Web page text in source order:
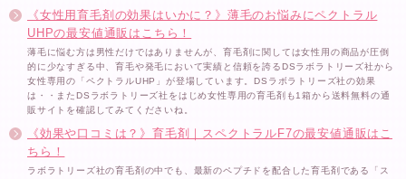
《女性用育毛剤の効果はいかに？》薄毛のお悩みにペクトラル
UHPの最安値通販はこちら！
薄毛に悩む方は男性だけではありませんが、育毛剤に関しては女性用の商品が圧倒
的に少なすぎる中、育毛や発毛において実績と信頼を誇るDSラボラトリーズ社から
女性専用の「ペクトラルUHP」が登場しています。DSラボラトリーズ社の効果
は・・またDSラボラトリーズ社をはじめ女性専用の育毛剤も1箱から送料無料の通
販サイトを確認してみてくださいね。
《効果や口コミは？》育毛剤｜スペクトラルF7の最安値通販はこ
ちら！
ラボラトリーズ社の育毛剤の中でも、最新のペプチドを配合した育毛剤である「ス